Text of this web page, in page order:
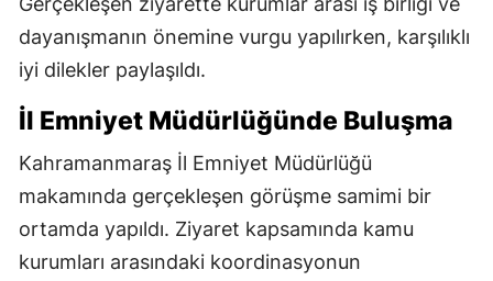
dayanışmanın önemine vurgu yapılırken, karşılıklı
iyi dilekler paylaşıldı.
İl Emniyet Müdürlüğünde Buluşma
Kahramanmaraş İl Emniyet Müdürlüğü
makamında gerçekleşen görüşme samimi bir
ortamda yapıldı. Ziyaret kapsamında kamu
kurumları arasındaki koordinasyonun